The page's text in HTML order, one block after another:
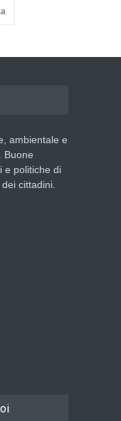
ambientale e
Buone
e politiche di
cittadini.